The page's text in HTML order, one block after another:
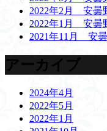
2022年2月 安曇
2022年1月 安曇
2021年11月 安
アーカイブ
2024年4月
2022年5月
2022年1月